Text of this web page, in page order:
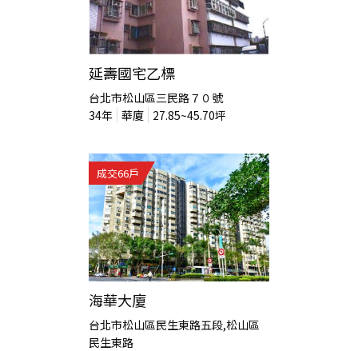
延壽國宅乙標
台北市松山區三民路７０號
34年 華廈 27.85~45.70坪
成交66戶
海華大廈
台北市松山區民生東路五段,松山區
民生東路